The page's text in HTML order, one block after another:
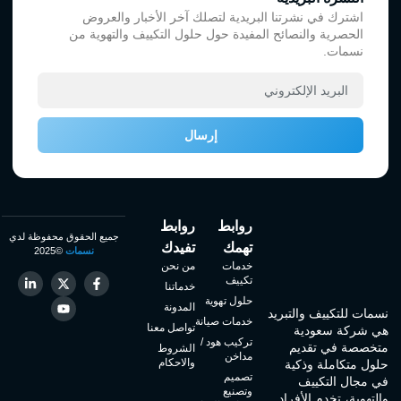
نسمات للتكييف والتبريد
هي شركة سعودية
متخصصة في تقديم
حلول متكاملة وذكية
في مجال التكييف
روابط
تهمك
خدمات
تكييف
حلول تهوية
خدمات صيانة
تركيب هود /
مداخن
تصميم
وتصنيع
روابط
تفيدك
من نحن
خدماتنا
المدونة
تواصل معنا
الشروط
والاحكام
جميع الحقوق محفوظة لدي
نسمات©2025
اشترك في نشرتنا البريدية لتصلك آخر الأخبار والعروض
الحصرية والنصائح المفيدة حول حلول التكييف والتهوية من
نسمات.
إرسال